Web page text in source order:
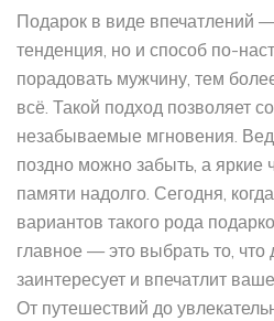
Подарок в виде впечатлений
тенденция, но и способ по-
порадовать мужчину, тем
всё. Такой подход позволяет
незабываемые мгновения.
поздно можно забыть, а яркие
памяти надолго. Сегодня,
вариантов такого рода
главное — это выбрать то, что
заинтересует и впечатлит
От путешествий до